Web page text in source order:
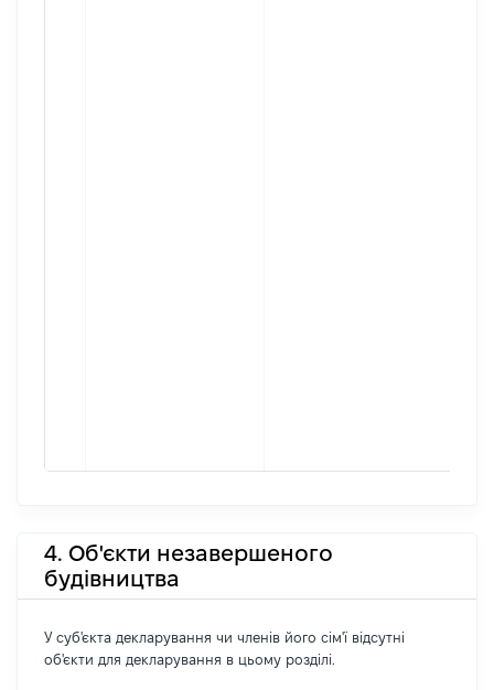
4. Об'єкти незавершеного
будівництва
У суб'єкта декларування чи членів його сім'ї відсутні
об'єкти для декларування в цьому розділі.